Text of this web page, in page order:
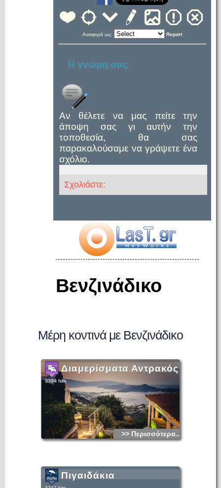
Αναφορά ως: Report
Η γνώμη σας
Αν θέλετε να μας πείτε την
άποψη σας γι αυτήν την
τοποθεσία, θα σας
παρακαλούσαμε να γράψετε ένα
σχόλιο.
Σχολιάστε:
Βενζινάδικο
Μέρη κοντινά με Βενζινάδικο
Διαμερίσματα Αντρακός
3394 hits
>> Περισσότερα...
Πιγαιδάκια